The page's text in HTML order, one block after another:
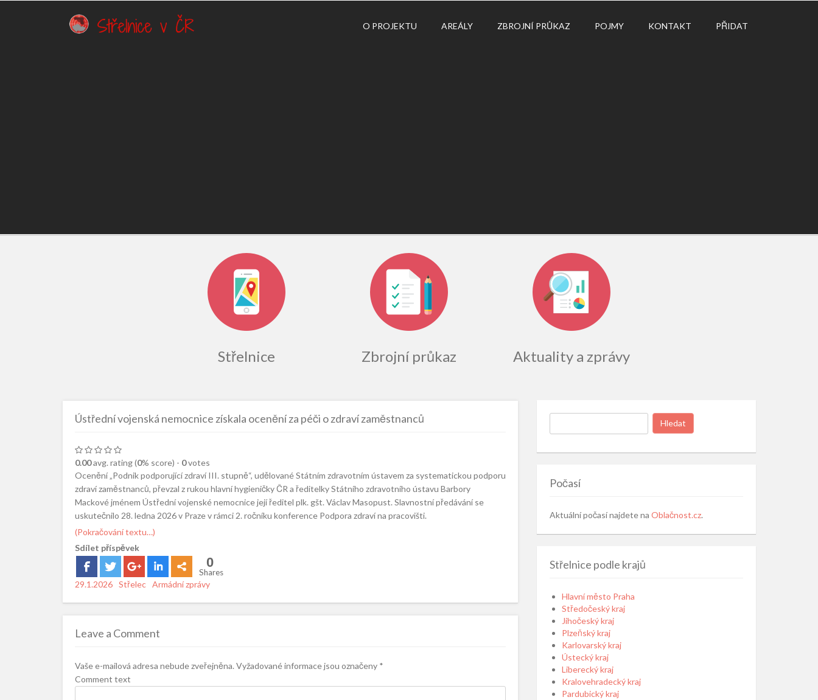
O PROJEKTU AREÁLY ZBROJNÍ PRŮKAZ POJMY KONTAKT PŘIDAT
Střelnice Zbrojní průkaz Aktuality a zprávy
Ústřední vojenská nemocnice získala ocenění za péči o zdraví zaměstnanců
0.00avg. rating (0% score) - 0votes
Ocenění „Podnik podporující zdraví III. stupně“, udělované Státním zdravotním ústavem za systematickou podporu
zdraví zaměstnanců, převzal z rukou hlavní hygieničky ČR a ředitelky Státního zdravotního ústavu Barbory
Mackové jménem Ústřední vojenské nemocnice její ředitel plk. gšt. Václav Masopust. Slavnostní předávání se
uskutečnilo 28. ledna 2026 v Praze v rámci 2. ročníku konference Podpora zdraví na pracovišti.
(Pokračování textu…)
Sdílet příspěvek
0
Shares
Posted
29.1.2026 Author
Střelec Categories
Armádní zprávy
Leave a Comment
Vaše e-mailová adresa nebude zveřejněna. Vyžadované informace jsou označeny *
Comment text
Vyhledávání
Počasí
Aktuální počasí najdete na Oblačnost.cz.
Střelnice podle krajů
Hlavní město Praha
Středočeský kraj
Jihočeský kraj
Plzeňský kraj
Karlovarský kraj
Ústecký kraj
Liberecký kraj
Kralovehradecký kraj
Pardubický kraj